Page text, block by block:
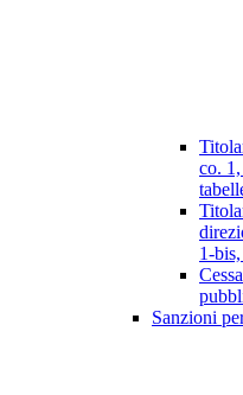
co.
1-
Sanzioni